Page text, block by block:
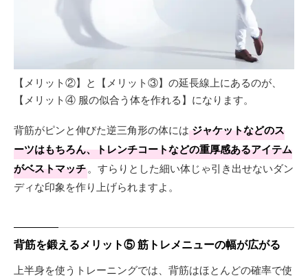
【メリット②】と【メリット③】の延長線上にあるのが、
【メリット④ 服の似合う体を作れる】になります。
背筋がピンと伸びた逆三角形の体には ジャケットなどのス
ーツはもちろん、トレンチコートなどの重厚感あるアイテム
がベストマッチ。すらりとした細い体じゃ引き出せないダン
ディな印象を作り上げられますよ。
背筋を鍛えるメリット⑤ 筋トレメニューの幅が広がる
上半身を使うトレーニングでは、背筋はほとんどの確率で使